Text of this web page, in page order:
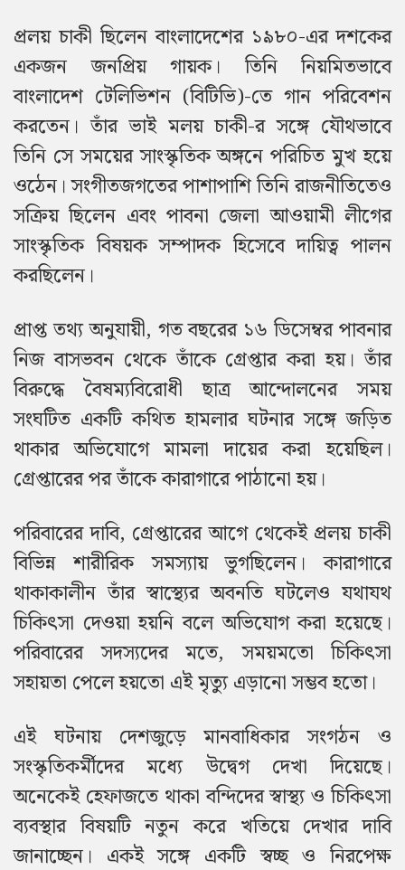
প্রলয় চাকী ছিলেন বাংলাদেশের ১৯৮০-এর দশকের
একজন জনপ্রিয় গায়ক। তিনি নিয়মিতভাবে
বাংলাদেশ টেলিভিশন (বিটিভি)-তে গান পরিবেশন
করতেন। তাঁর ভাই মলয় চাকী-র সঙ্গে যৌথভাবে
তিনি সে সময়ের সাংস্কৃতিক অঙ্গনে পরিচিত মুখ হয়ে
ওঠেন। সংগীতজগতের পাশাপাশি তিনি রাজনীতিতেও
সক্রিয় ছিলেন এবং পাবনা জেলা আওয়ামী লীগের
সাংস্কৃতিক বিষয়ক সম্পাদক হিসেবে দায়িত্ব পালন
করছিলেন।
প্রাপ্ত তথ্য অনুযায়ী, গত বছরের ১৬ ডিসেম্বর পাবনার
নিজ বাসভবন থেকে তাঁকে গ্রেপ্তার করা হয়। তাঁর
বিরুদ্ধে বৈষম্যবিরোধী ছাত্র আন্দোলনের সময়
সংঘটিত একটি কথিত হামলার ঘটনার সঙ্গে জড়িত
থাকার অভিযোগে মামলা দায়ের করা হয়েছিল।
গ্রেপ্তারের পর তাঁকে কারাগারে পাঠানো হয়।
পরিবারের দাবি, গ্রেপ্তারের আগে থেকেই প্রলয় চাকী
বিভিন্ন শারীরিক সমস্যায় ভুগছিলেন। কারাগারে
থাকাকালীন তাঁর স্বাস্থ্যের অবনতি ঘটলেও যথাযথ
চিকিৎসা দেওয়া হয়নি বলে অভিযোগ করা হয়েছে।
পরিবারের সদস্যদের মতে, সময়মতো চিকিৎসা
সহায়তা পেলে হয়তো এই মৃত্যু এড়ানো সম্ভব হতো।
এই ঘটনায় দেশজুড়ে মানবাধিকার সংগঠন ও
সংস্কৃতিকর্মীদের মধ্যে উদ্বেগ দেখা দিয়েছে।
অনেকেই হেফাজতে থাকা বন্দিদের স্বাস্থ্য ও চিকিৎসা
ব্যবস্থার বিষয়টি নতুন করে খতিয়ে দেখার দাবি
জানাচ্ছেন। একই সঙ্গে একটি স্বচ্ছ ও নিরপেক্ষ